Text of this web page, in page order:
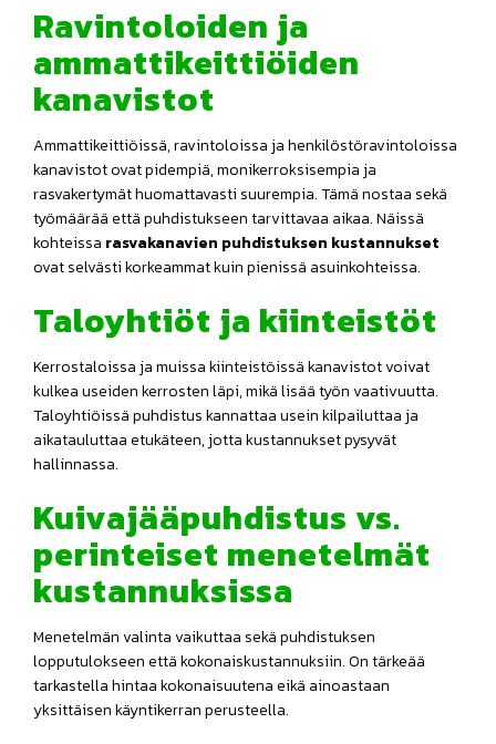
Ravintoloiden ja
ammattikeittiöiden
kanavistot
Ammattikeittiöissä, ravintoloissa ja henkilöstöravintoloissa
kanavistot ovat pidempiä, monikerroksisempia ja
rasvakertymät huomattavasti suurempia. Tämä nostaa sekä
työmäärää että puhdistukseen tarvittavaa aikaa. Näissä
kohteissa rasvakanavien puhdistuksen kustannukset
ovat selvästi korkeammat kuin pienissä asuinkohteissa.
Taloyhtiöt ja kiinteistöt
Kerrostaloissa ja muissa kiinteistöissä kanavistot voivat
kulkea useiden kerrosten läpi, mikä lisää työn vaativuutta.
Taloyhtiöissä puhdistus kannattaa usein kilpailuttaa ja
aikatauluttaa etukäteen, jotta kustannukset pysyvät
hallinnassa.
Kuivajääpuhdistus vs.
perinteiset menetelmät
kustannuksissa
Menetelmän valinta vaikuttaa sekä puhdistuksen
lopputulokseen että kokonaiskustannuksiin. On tärkeää
tarkastella hintaa kokonaisuutena eikä ainoastaan
yksittäisen käyntikerran perusteella.